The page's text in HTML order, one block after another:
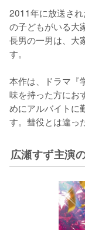
2011年に放送さ
の子どもがいる大
長男の一男は、大
す。
本作は、ドラマ『
味を持った方にお
めにアルバイトに
す。彗役とは違っ
広瀬すず主演